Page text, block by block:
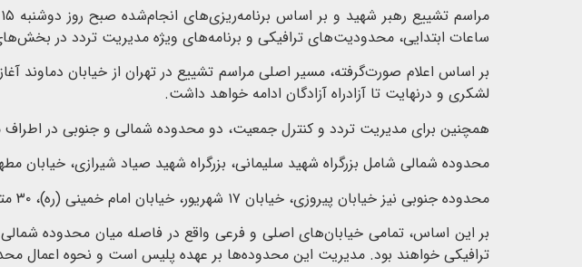
ساعات ابتدایی، محدودیت‌های ترافیکی و برنامه‌های ویژه مدیریت تردد در
بر اساس اعلام صورت‌گرفته، مسیر اصلی مراسم تشییع در تهران از خیابان دماوند
لشکری و درنهایت تا آزادراه آزادگان ادامه خواهد داشت.
همچنین برای مدیریت تردد و کنترل جمعیت، دو محدوده شمالی و جنوبی در
محدوده شمالی شامل بزرگراه شهید سلیمانی، بزرگراه شهید صیاد شیرازی، خیابان
محدوده جنوبی نیز خیابان پیروزی، خیابان ۱۷ شهریور، خیابان امام خمینی (ره)، ۳۰ متری جی، میدان فتح و آزادراه آزادگان را در بر می‌گیرد.
بر این اساس، تمامی خیابان‌های اصلی و فرعی واقع در فاصله میان محدوده
ترافیکی خواهند بود. مدیریت این محدوده‌ها بر عهده پلیس است و نحوه اعمال